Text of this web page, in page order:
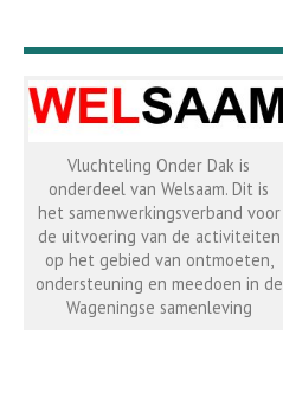
Vluchteling Onder Dak is
onderdeel van Welsaam. Dit is
het samenwerkingsverband voor
de uitvoering van de activiteiten
op het gebied van ontmoeten,
ondersteuning en meedoen in de
Wageningse samenleving